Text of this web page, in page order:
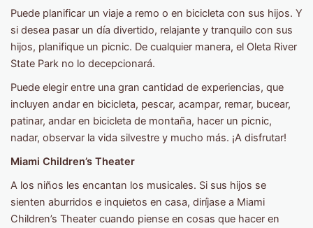
Puede planificar un viaje a remo o en bicicleta con sus hijos. Y
si desea pasar un día divertido, relajante y tranquilo con sus
hijos, planifique un picnic. De cualquier manera, el Oleta River
State Park no lo decepcionará.
Puede elegir entre una gran cantidad de experiencias, que
incluyen andar en bicicleta, pescar, acampar, remar, bucear,
patinar, andar en bicicleta de montaña, hacer un picnic,
nadar, observar la vida silvestre y mucho más. ¡A disfrutar!
Miami Children’s Theater
A los niños les encantan los musicales. Si sus hijos se
sienten aburridos e inquietos en casa, diríjase a Miami
Children’s Theater cuando piense en cosas que hacer en